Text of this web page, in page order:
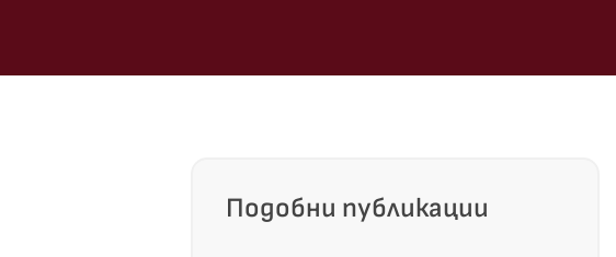
Подобни публикации